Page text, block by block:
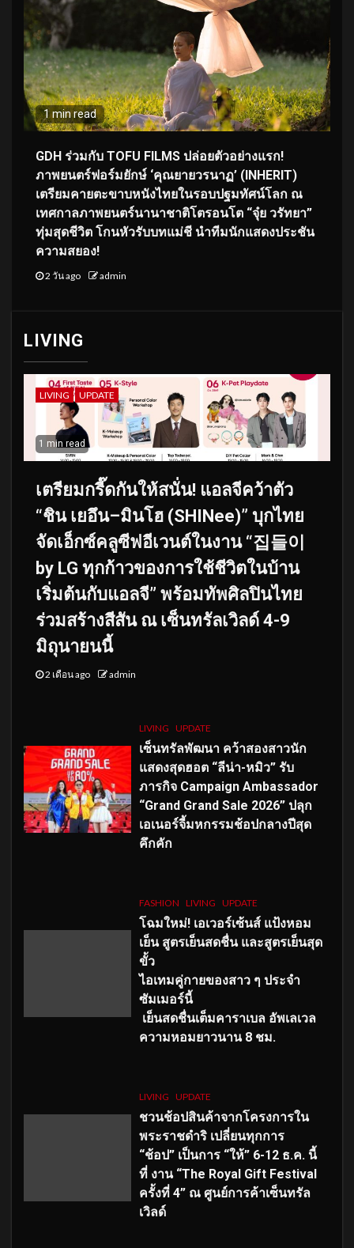
1 min read
GDH ร่วมกับ TOFU FILMS ปล่อยตัวอย่างแรก!
ภาพยนตร์ฟอร์มยักษ์ ‘คุณยายวรนาฏ’ (INHERIT)
เตรียมคายตะขาบหนังไทยในรอบปฐมทัศน์โลก ณ
เทศกาลภาพยนตร์นานาชาติโตรอนโต “จุ๋ย วรัทยา”
ทุ่มสุดชีวิต โกนหัวรับบทแม่ชี นำทีมนักแสดงประชัน
ความสยอง!
2 วัน ago admin
LIVING
LIVING UPDATE
1 min read
เตรียมกรี๊ดกันให้สนั่น! แอลจีคว้าตัว
“ชิน เยอึน–มินโฮ (SHINee)” บุกไทย
จัดเอ็กซ์คลูซีฟอีเวนต์ในงาน “집들이
by LG ทุกก้าวของการใช้ชีวิตในบ้าน
เริ่มต้นกับแอลจี” พร้อมทัพศิลปินไทย
ร่วมสร้างสีสัน ณ เซ็นทรัลเวิลด์ 4-9
มิถุนายนนี้
2 เดือน ago admin
LIVING UPDATE
เซ็นทรัลพัฒนา คว้าสองสาวนัก
แสดงสุดฮอต “ลีน่า-หมิว” รับ
ภารกิจ Campaign Ambassador
“Grand Grand Sale 2026” ปลุก
เอเนอร์จี้มหกรรมช้อปกลางปีสุด
คึกคัก
FASHION LIVING UPDATE
โฉมใหม่! เอเวอร์เซ้นส์ แป้งหอม
เย็น สูตรเย็นสดชื่น และสูตรเย็นสุด
ขั้ว
ไอเทมคู่กายของสาว ๆ ประจำ
ซัมเมอร์นี้
เย็นสดชื่นเต็มคาราเบล อัพเลเวล
ความหอมยาวนาน 8 ชม.
LIVING UPDATE
ชวนช้อปสินค้าจากโครงการใน
พระราชดำริ เปลี่ยนทุกการ
“ช้อป” เป็นการ “ให้” 6-12 ธ.ค. นี้
ที่ งาน “The Royal Gift Festival
ครั้งที่ 4” ณ ศูนย์การค้าเซ็นทรัล
เวิลด์